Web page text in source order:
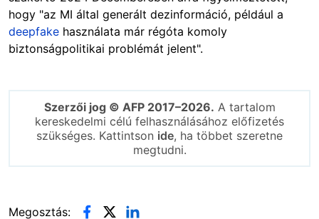
hogy "az MI által generált dezinformáció, például a
deepfake használata már régóta komoly
biztonságpolitikai problémát jelent".
Szerzői jog © AFP 2017–2026. A tartalom
kereskedelmi célú felhasználásához előfizetés
szükséges. Kattintson ide, ha többet szeretne
megtudni.
Megosztás: